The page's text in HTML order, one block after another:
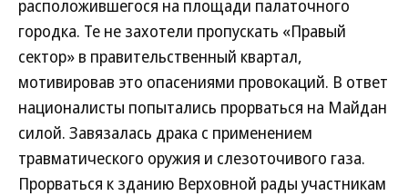
расположившегося на площади палаточного
городка. Те не захотели пропускать «Правый
сектор» в правительственный квартал,
мотивировав это опасениями провокаций. В ответ
националисты попытались прорваться на Майдан
силой. Завязалась драка с применением
травматического оружия и слезоточивого газа.
Прорваться к зданию Верховной рады участникам